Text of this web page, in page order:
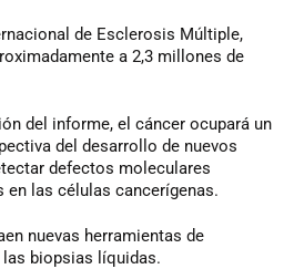
de Esclerosis Múltiple,
a 2,3 millones de
del informe, el cáncer ocupará un
del desarrollo de nuevos
defectos moleculares
las células cancerígenas.
nuevas herramientas de
biopsias líquidas.